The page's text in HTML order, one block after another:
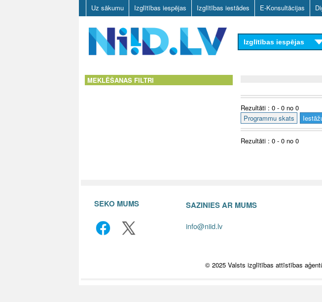
Skip
to
main
content
Uz sākumu Izglītības iespējas Izglītības iestādes E-Konsultācijas
Izglītības iespējas
MEKLĒŠANAS FILTRI
Rezultāti : 0 - 0 no 0
Programmu skats
Rezultāti : 0 - 0 no 0
SEKO MUMS SAZINIES AR MUMS
info@niid.lv
© 2025 Valsts izglītības attīstības